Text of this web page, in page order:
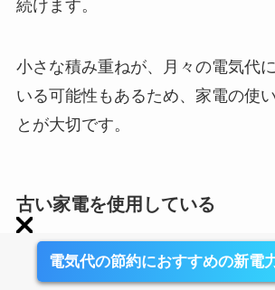
続けます。
小さな積み重ねが、月々の電気代
いる可能性もあるため、家電の使
とが大切です。
古い家電を使用している
長年使用している古い家電が、電
電気代の節約におすすめの新電